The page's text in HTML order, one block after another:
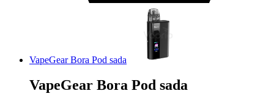
VapeGear Bora Pod sada
VapeGear Bora Pod sada